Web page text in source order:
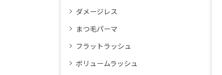
ダメージレス
まつ毛パーマ
フラットラッシュ
ボリュームラッシュ